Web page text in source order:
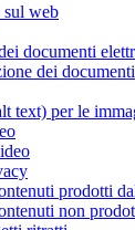
sul web
documenti
dei documenti
text) per le
prodotti
non